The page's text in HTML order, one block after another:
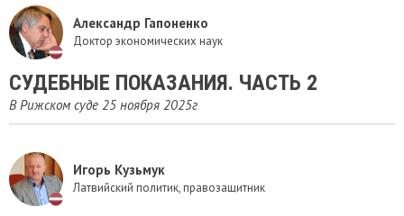
Александр Гапоненко
Доктор экономических наук
СУДЕБНЫЕ ПОКАЗАНИЯ. ЧАСТЬ 2
В Рижском суде 25 ноября 2025г
Игорь Кузьмук
Латвийский политик, правозащитник